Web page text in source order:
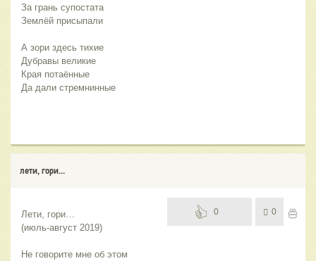
За грань супостата
Землёй присыпали
А зори здесь тихие
Дубравы великие
Края потаённые
Да дали стремнинные
лети, гори...
Лети, гори…
(июль-август 2019)
Не говорите мне об этом
0 0